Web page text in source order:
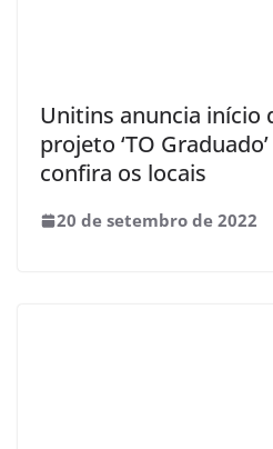
Unitins anuncia início
projeto ‘TO
confira os locais
20 de setembro de 2022